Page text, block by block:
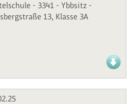
- 3341 - Ybbsitz -
13, Klasse 3A